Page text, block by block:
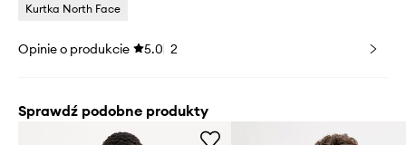
Kurtka North Face
Opinie o produkcie 5.0 2
Sprawdź podobne produkty